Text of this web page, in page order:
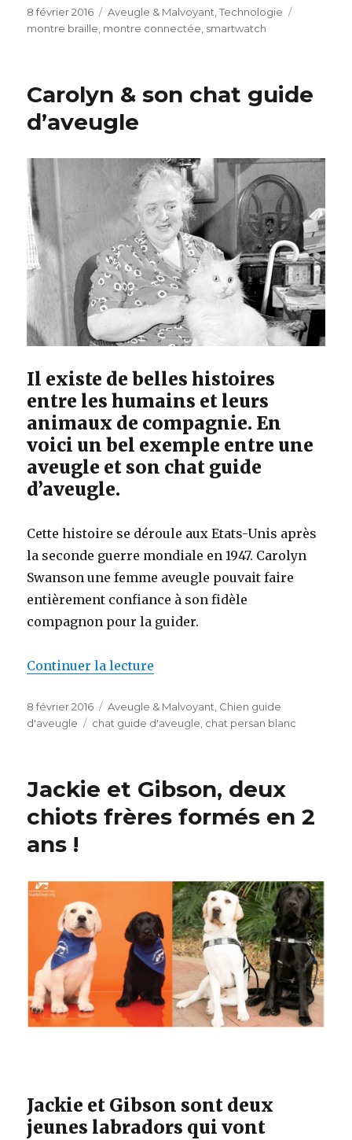
Publié
le
8 février 2016 Catégories
Aveugle & Malvoyant ,Technologie
montre braille montre connectée smartwatch
Carolyn & son chat guide
d’aveugle
Il existe de belles histoires
entre les humains et leurs
animaux de compagnie. En
voici un bel exemple entre une
aveugle et son chat guide
d’aveugle.
Cette histoire se déroule aux Etats-Unis après
la seconde guerre mondiale en 1947. Carolyn
Swanson une femme aveugle pouvait faire
entièrement confiance à son fidèle
compagnon pour la guider.
Continuer la lecture
Publié
le
8 février 2016 Catégories
Aveugle & Malvoyant Chien guide
d'aveugle
Étiquettes
chat guide d'aveugle chat persan blanc
Jackie et Gibson, deux
chiots frères formés en 2
ans !
Jackie et Gibson sont deux
jeunes labradors qui vont